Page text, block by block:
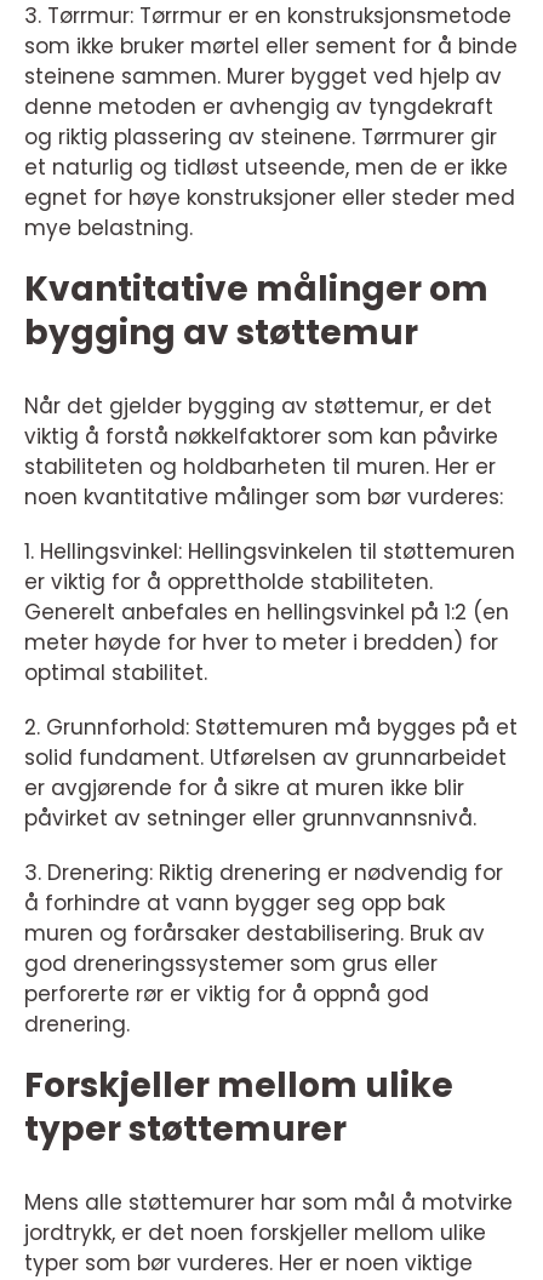
3. Tørrmur: Tørrmur er en konstruksjonsmetode
som ikke bruker mørtel eller sement for å binde
steinene sammen. Murer bygget ved hjelp av
denne metoden er avhengig av tyngdekraft
og riktig plassering av steinene. Tørrmurer gir
et naturlig og tidløst utseende, men de er ikke
egnet for høye konstruksjoner eller steder med
mye belastning.
Kvantitative målinger om
bygging av støttemur
Når det gjelder bygging av støttemur, er det
viktig å forstå nøkkelfaktorer som kan påvirke
stabiliteten og holdbarheten til muren. Her er
noen kvantitative målinger som bør vurderes:
1. Hellingsvinkel: Hellingsvinkelen til støttemuren
er viktig for å opprettholde stabiliteten.
Generelt anbefales en hellingsvinkel på 1:2 (en
meter høyde for hver to meter i bredden) for
optimal stabilitet.
2. Grunnforhold: Støttemuren må bygges på et
solid fundament. Utførelsen av grunnarbeidet
er avgjørende for å sikre at muren ikke blir
påvirket av setninger eller grunnvannsnivå.
3. Drenering: Riktig drenering er nødvendig for
å forhindre at vann bygger seg opp bak
muren og forårsaker destabilisering. Bruk av
god dreneringssystemer som grus eller
perforerte rør er viktig for å oppnå god
drenering.
Forskjeller mellom ulike
typer støttemurer
Mens alle støttemurer har som mål å motvirke
jordtrykk, er det noen forskjeller mellom ulike
typer som bør vurderes. Her er noen viktige